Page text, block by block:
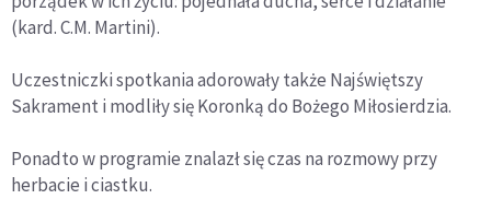
(kard. C.M. Martini).
Uczestniczki spotkania adorowały także Najświętszy
Sakrament i modliły się Koronką do Bożego Miłosierdzia.
Ponadto w programie znalazł się czas na rozmowy przy
herbacie i ciastku.